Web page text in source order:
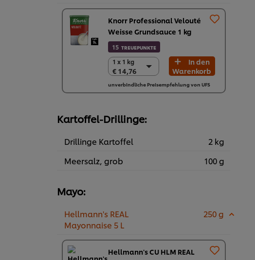
Knorr Professional Velouté
Weisse Grundsauce 1 kg
15 TREUEPUNKTE
1 x 1 kg
€ 14,76
1 x 1 kg
€ 14,76
6 x 1 kg
€ 88,56
In den
Warenkorb
unverbindliche Preisempfehlung von UFS
Kartoffel-Drillinge:
Drillinge Kartoffel
2 kg
Meersalz, grob
100 g
Mayo:
Hellmann's REAL
Mayonnaise 5 L
250 g
Hellmann's CU HLM REAL